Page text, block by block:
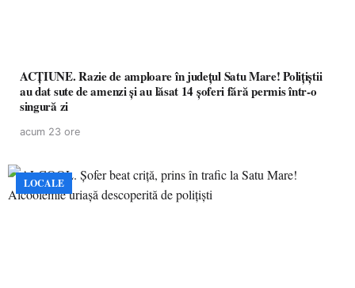
ACȚIUNE. Razie de amploare în județul Satu Mare! Polițiștii
au dat sute de amenzi și au lăsat 14 șoferi fără permis într-o
singură zi
acum 23 ore
LOCALE